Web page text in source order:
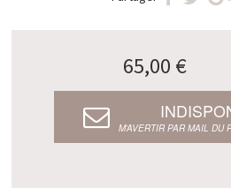
65,00 €
M’AVERTIR PAR MAIL DU